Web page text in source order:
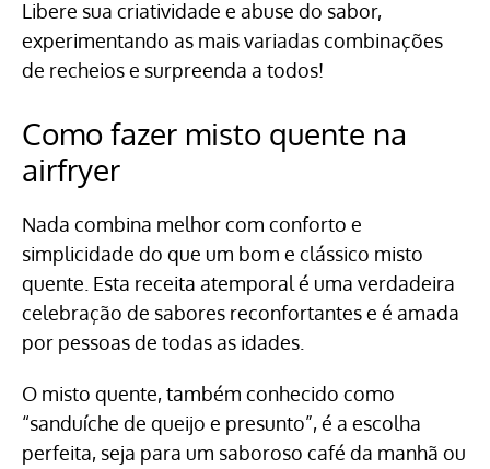
Libere sua criatividade e abuse do sabor,
experimentando as mais variadas combinações
de recheios e surpreenda a todos!
Como fazer misto quente na
airfryer
Nada combina melhor com conforto e
simplicidade do que um bom e clássico misto
quente. Esta receita atemporal é uma verdadeira
celebração de sabores reconfortantes e é amada
por pessoas de todas as idades.
O misto quente, também conhecido como
“sanduíche de queijo e presunto”, é a escolha
perfeita, seja para um saboroso café da manhã ou